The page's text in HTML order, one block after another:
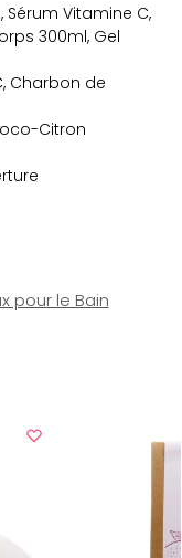
Vitamine C,
300ml, Gel
Charbon de
Citron
pour le Bain